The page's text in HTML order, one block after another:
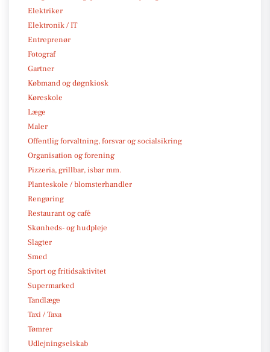
Elektriker
Elektronik / IT
Entreprenør
Fotograf
Gartner
Købmand og døgnkiosk
Køreskole
Læge
Maler
Offentlig forvaltning, forsvar og socialsikring
Organisation og forening
Pizzeria, grillbar, isbar mm.
Planteskole / blomsterhandler
Rengøring
Restaurant og café
Skønheds- og hudpleje
Slagter
Smed
Sport og fritidsaktivitet
Supermarked
Tandlæge
Taxi / Taxa
Tømrer
Udlejningselskab